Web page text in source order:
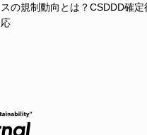
スの規制動向とは？CSDDD確
応